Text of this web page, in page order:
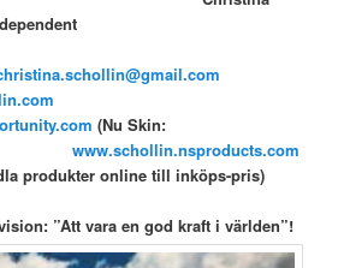
(Nu Skin:
www.schollin.nsproducts.com
produkter online till inköps-pris)
”Att vara en god kraft i världen”!